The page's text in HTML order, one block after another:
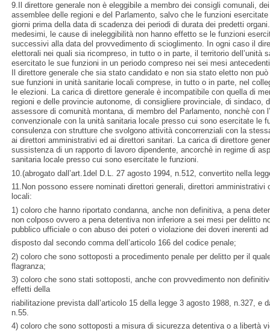
9.Il direttore generale non è eleggibile a membro dei consigli comunali,
assemblee delle regioni e del Parlamento, salvo che le funzioni
giorni prima della data di scadenza dei periodi di durata dei predetti
medesimi, le cause di ineleggibilità non hanno effetto se le funzioni
successivi alla data del provvedimento di scioglimento. In ogni caso il
elettorali nei quali sia ricompreso, in tutto o in parte, il territorio dell’unità
esercitato le sue funzioni in un periodo compreso nei sei mesi
Il direttore generale che sia stato candidato e non sia stato eletto non
sue funzioni in unità sanitarie locali comprese, in tutto o in parte, nel
le elezioni. La carica di direttore generale è incompatibile con quella di
regioni e delle provincie autonome, di consigliere provinciale, di sindaco,
assessore di comunità montana, di membro del Parlamento, nonchè con
convenzionale con la unità sanitaria locale presso cui sono esercitate le
consulenza con strutture che svolgono attività concorrenziali con la
ai direttori amministrativi ed ai direttori sanitari. La carica di direttore
sussistenza di un rapporto di lavoro dipendente, ancorchè in regime di
sanitaria locale presso cui sono esercitate le funzioni.
10.(abrogato dall’art.1del D.L. 27 agosto 1994, n.512, convertito nella
11.Non possono essere nominati direttori generali, direttori
locali:
1) coloro che hanno riportato condanna, anche non definitiva, a pena
non colposo ovvero a pena detentiva non inferiore a sei mesi per delitto
pubblico ufficiale o con abuso dei poteri o violazione dei doveri inerenti
disposto dal secondo comma dell’articolo 166 del codice penale;
2) coloro che sono sottoposti a procedimento penale per delitto per il
flagranza;
3) coloro che sono stati sottoposti, anche con provvedimento non
effetti della
riabilitazione prevista dall’articolo 15 della legge 3 agosto 1988, n.327, e
n.55.
4) coloro che sono sottoposti a misura di sicurezza detentiva o a libertà